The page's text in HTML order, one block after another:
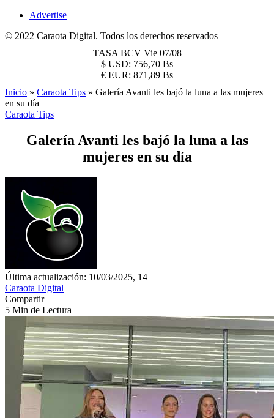
Advertise
© 2022 Caraota Digital. Todos los derechos reservados
TASA BCV Vie 07/08
$ USD: 756,70 Bs
€ EUR: 871,89 Bs
Inicio » Caraota Tips » Galería Avanti les bajó la luna a las mujeres
en su día
Caraota Tips
Galería Avanti les bajó la luna a las
mujeres en su día
Última actualización: 10/03/2025, 14
Caraota Digital
Compartir
5 Min de Lectura